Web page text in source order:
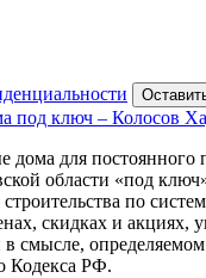
дома для постоянного
области «под
по
скидках и акциях,
в смысле,
Кодекса РФ.